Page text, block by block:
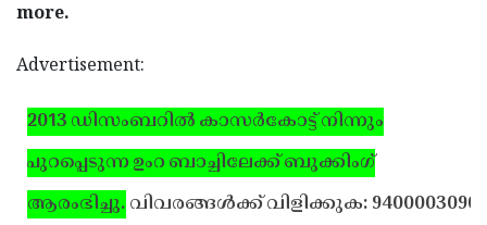
more.
Advertisement:
2013 ഡിസംബറില്‍ കാസര്‍കോട്ട് നിന്നും
പുറപ്പെടുന്ന ഉംറ ബാച്ചിലേക്ക് ബുക്കിംഗ്
ആരംഭിച്ചു.വിവരങ്ങള്‍ക്ക് വിളിക്കുക: 9400003090